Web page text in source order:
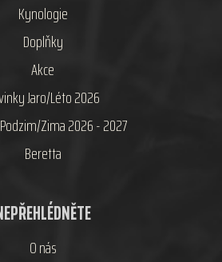
Kynologie
Doplňky
Akce
Jaro/Léto 2026
Zima 2026 - 2027
Beretta
O nás